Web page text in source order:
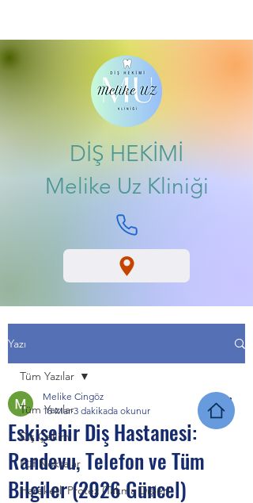
DİŞ HEKİMİ
Melike Uz Kliniği
Yazı
Tüm Yazılar
Diş Çekimi
Püf Noktalar
Hareketli Protez (Takma Dişler)
Tüm Yazılar
Eskişehir Diş Hastanesi:
Randevu, Telefon ve Tüm
Bilgiler (2026 Güncel)
Melike Cingöz
18 Mar 3 dakikada okunur